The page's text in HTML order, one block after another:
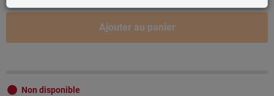
Ajouter au panier
Non disponible